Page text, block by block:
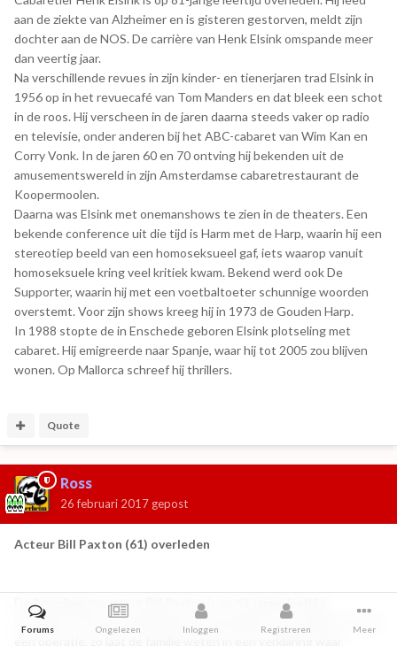
aan de ziekte van Alzheimer en is gisteren gestorven, meldt zijn
dochter aan de NOS. De carrière van Henk Elsink omspande meer
dan veertig jaar.
Na verschillende revues in zijn kinder- en tienerjaren trad Elsink in
1956 op in het revuecafé van Tom Manders en dat bleek een schot
in de roos. Hij verscheen in de jaren daarna steeds vaker op radio
en televisie, onder anderen bij het ABC-cabaret van Wim Kan en
Corry Vonk. In de jaren 60 en 70 ontving hij bekenden uit de
amusementswereld in zijn Amsterdamse cabaretrestaurant de
Koopermoolen.
Daarna was Elsink met onemanshows te zien in de theaters. Een
bekende conference uit die tijd is Harm met de Harp, waarin hij een
stereotiep beeld van een homoseksueel gaf, iets waarop vanuit
homoseksuele kring veel kritiek kwam. Bekend werd ook De
Supporter, waarin hij met een voetbaltoeter schunnige woorden
overstemt. Voor zijn shows kreeg hij in 1973 de Gouden Harp.
In 1988 stopte de in Enschede geboren Elsink plotseling met
cabaret. Hij emigreerde naar Spanje, waar hij tot 2005 zou blijven
wonen. Op Mallorca schreef hij thrillers.
Quote
Ross
26 februari 2017 gepost
Acteur Bill Paxton (61) overleden
De Amerikaanse acteur Bill Paxton is op 61-jarige leeftijd
overleden. Hij stierf zaterdag aan de gevolgen van complicaties van
Forums Ongelezen Inloggen Registreren Meer